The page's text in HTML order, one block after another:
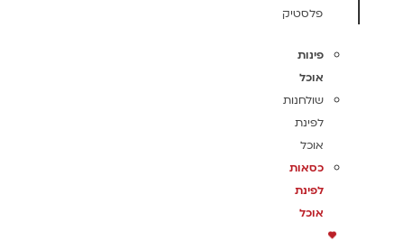
פלסטיק
פינות
אוכל
שולחנות
לפינת
אוכל
כסאות
לפינת
אוכל